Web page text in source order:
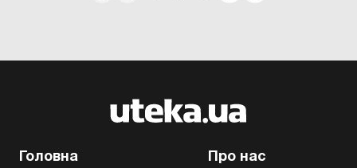
Головна Про нас